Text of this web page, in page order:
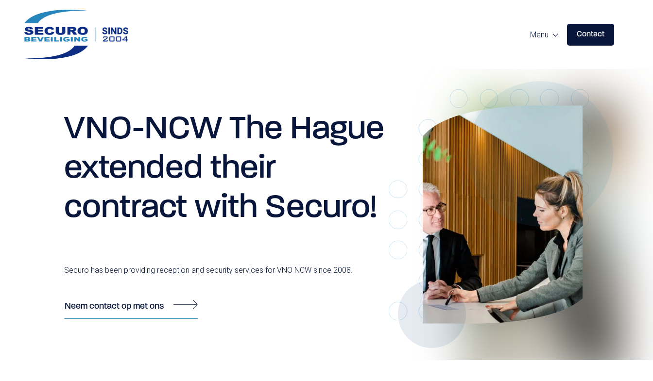
Menu
Predictive Profiling
Red Teaming
Objectbeveiliging
Evenementenbeveiliging
Retailbeveiliging
Receptionist(e)
Postbus 48
Contact
VNO-NCW The Hague
extended their
contract with Securo!
Securo has been providing reception and security services for VNO NCW since 2008.
Neem contact op met ons